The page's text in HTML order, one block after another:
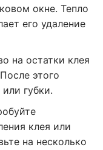
окне. Тепло
его удаление
на остатки клея
этого
губки.
клея или
на несколько